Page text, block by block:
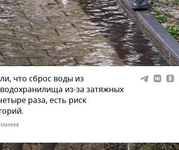
что сброс воды из
из-за затяжных
раза, есть риск